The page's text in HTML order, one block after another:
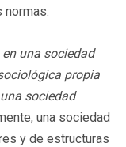
una sociedad
propia
sociedad
una sociedad
y de estructuras